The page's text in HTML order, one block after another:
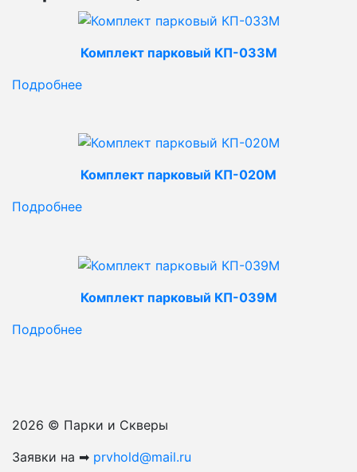
Комплект парковый КП-033М
Подробнее
Комплект парковый КП-020М
Подробнее
Комплект парковый КП-039М
Подробнее
2026 © Парки и Скверы
Заявки на ➡ prvhold@mail.ru